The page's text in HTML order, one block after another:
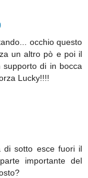
occhio questo
un altro pò e poi il
di in bocca
Lucky!!!!
di sotto esce fuori il
importante del